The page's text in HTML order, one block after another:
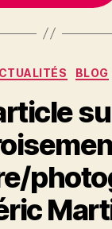
Catégories
BLOG